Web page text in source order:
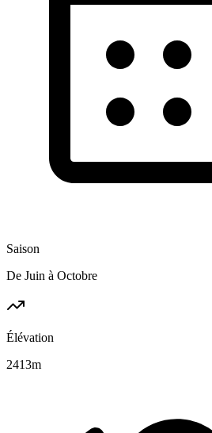
Saison
De Juin à Octobre
Élévation
2413m